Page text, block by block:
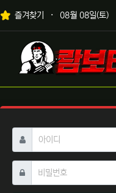
상단 네비
즐겨찾기 08월 08일(토)
메인 메뉴
로고
아이디 필수
비밀번호필수